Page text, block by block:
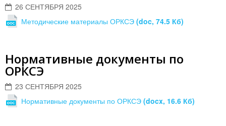
26 СЕНТЯБРЯ 2025
Методические материалы ОРКСЭ (doc, 74.5 Кб)
Нормативные документы по
ОРКСЭ
23 СЕНТЯБРЯ 2025
Нормативные документы по ОРКСЭ (docx, 16.6 Кб)